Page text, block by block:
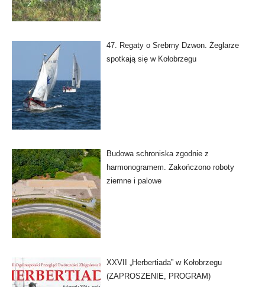
47. Regaty o Srebrny Dzwon. Żeglarze
spotkają się w Kołobrzegu
Budowa schroniska zgodnie z
harmonogramem. Zakończono roboty
ziemne i palowe
XXVII „Herbertiada” w Kołobrzegu
(ZAPROSZENIE, PROGRAM)